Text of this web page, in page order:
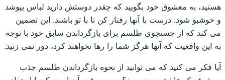
هستید، به معشوق خود بگویید که چقدر دوستش دارید لباس بپوشد
و خوشبو شود. درست با آنها رفتار کن تا با تو باشند. این تضمین
می کند که از جستجوی طلسم برای بازگرداندن سابق خود با توجه
به این واقعیت که آنها هرگز شما را رها نخواهند کرد، دور نمی زنید.
آیا فکر می کنید که می توانید از نحوه بازگرداندن طلسم جذب